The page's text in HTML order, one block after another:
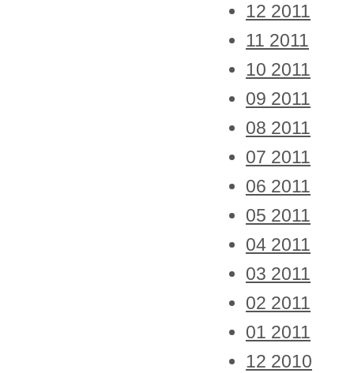
12 2011
11 2011
10 2011
09 2011
08 2011
07 2011
06 2011
05 2011
04 2011
03 2011
02 2011
01 2011
12 2010